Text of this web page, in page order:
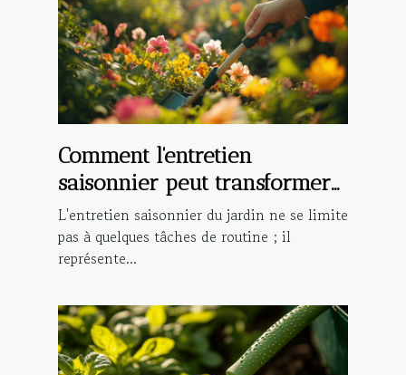
Comment l'entretien
saisonnier peut transformer
votre jardin ?
L'entretien saisonnier du jardin ne se limite
pas à quelques tâches de routine ; il
représente...